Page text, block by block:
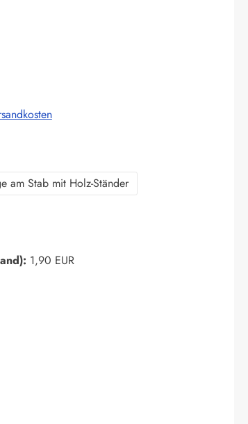
am Stab mit Holz-Ständer
1,90 EUR